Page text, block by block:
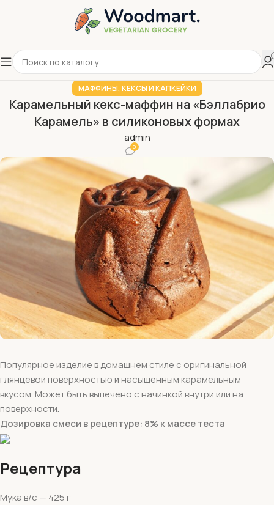
МАФФИНЫ, КЕКСЫ И КАПКЕЙКИ
Карамельный кекс-маффин на «Бэллабрио
Карамель» в силиконовых формах
admin
0
Популярное изделие в домашнем стиле с оригинальной
глянцевой поверхностью и насыщенным карамельным
вкусом. Может быть выпечено с начинкой внутри или на
поверхности.
Дозировка смеси в рецептуре: 8% к массе теста
Рецептура
Мука в/с — 425 г